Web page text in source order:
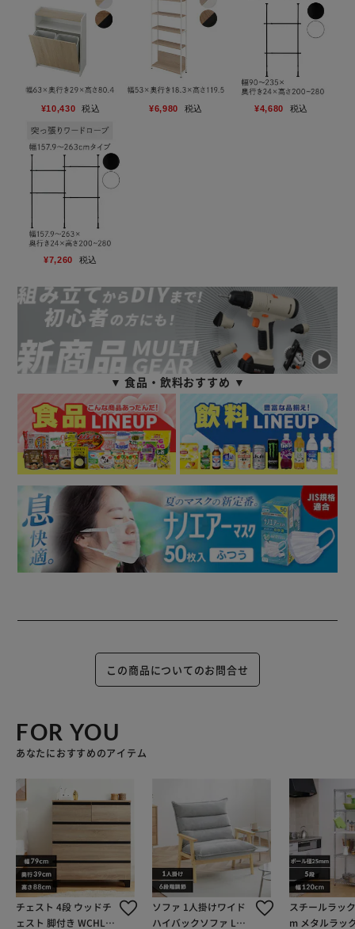
¥10,430 税込 ¥6,980 税込 ¥4,680 税込
¥7,260 税込
▼ 食品・飲料おすすめ ▼
この商品についてのお問合せ
FOR YOU
あなたにおすすめのアイテム
チェスト 4段 ウッドチ
ェスト 脚付き WCHL-7
ソファ 1人掛けワイド
ハイバックソファ LHB
スチールラッ
m メタルラック